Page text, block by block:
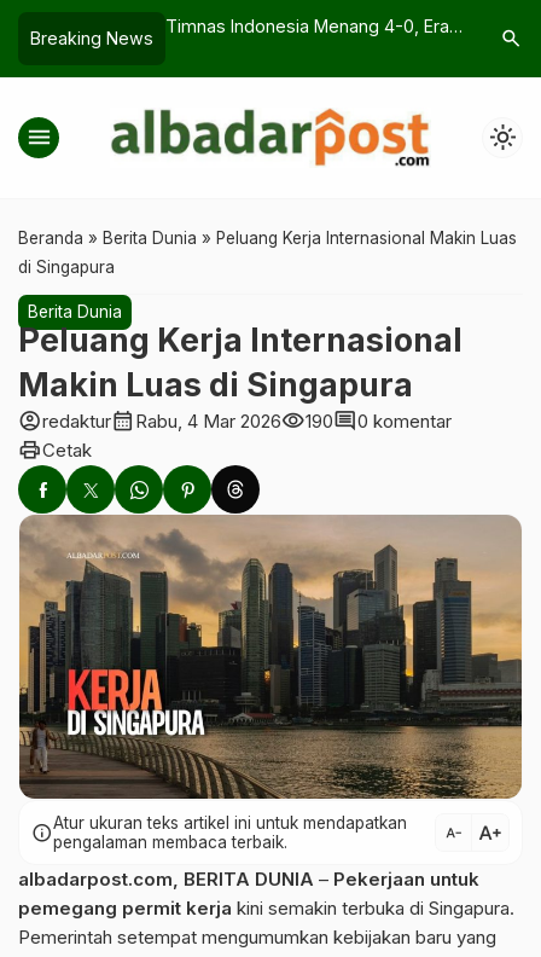
Breaking News
Mulai Waspada
Tarawih Wanita: Masjid atau Rumah
Tasik
Sorotan
search
menu light_mode
Beranda » Berita Dunia » Peluang Kerja Internasional Makin Luas
di Singapura
Berita Dunia
Peluang Kerja Internasional
Makin Luas di Singapura
account_circleredakturcalendar_month Rabu, 4 Mar 2026visibility190comment0 komentar
printCetak
infoAtur ukuran teks artikel ini untuk mendapatkan
pengalaman membaca terbaik.
text_decrease text_increase
albadarpost.com, BERITA DUNIA – Pekerjaan untuk
pemegang permit kerja kini semakin terbuka di Singapura.
Pemerintah setempat mengumumkan kebijakan baru yang